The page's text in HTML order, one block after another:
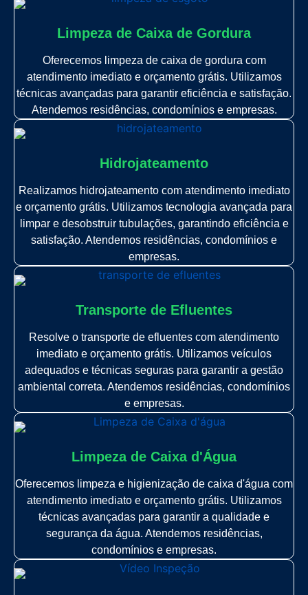
Limpeza de Caixa de Gordura
Oferecemos limpeza de caixa de gordura com
atendimento imediato e orçamento grátis. Utilizamos
técnicas avançadas para garantir eficiência e satisfação.
Atendemos residências, condomínios e empresas.
Hidrojateamento
Realizamos hidrojateamento com atendimento imediato
e orçamento grátis. Utilizamos tecnologia avançada para
limpar e desobstruir tubulações, garantindo eficiência e
satisfação. Atendemos residências, condomínios e
empresas.
Transporte de Efluentes
Resolve o transporte de efluentes com atendimento
imediato e orçamento grátis. Utilizamos veículos
adequados e técnicas seguras para garantir a gestão
ambiental correta. Atendemos residências, condomínios
e empresas.
Limpeza de Caixa d'Água
Oferecemos limpeza e higienização de caixa d'água com
atendimento imediato e orçamento grátis. Utilizamos
técnicas avançadas para garantir a qualidade e
segurança da água. Atendemos residências,
condomínios e empresas.